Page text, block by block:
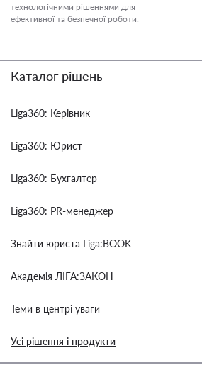
технологічними рішеннями для
ефективної та безпечної роботи.
Каталог рішень
Liga360: Керівник
Liga360: Юрист
Liga360: Бухгалтер
Liga360: PR-менеджер
Знайти юриста Liga:BOOK
Академія ЛІГА:ЗАКОН
Теми в центрі уваги
Усі рішення і продукти